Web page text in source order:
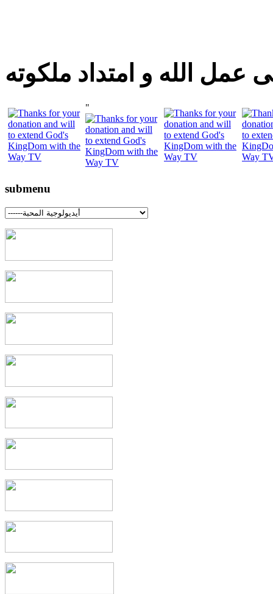
عمل الله و امتداد ملكوته
"
submenu